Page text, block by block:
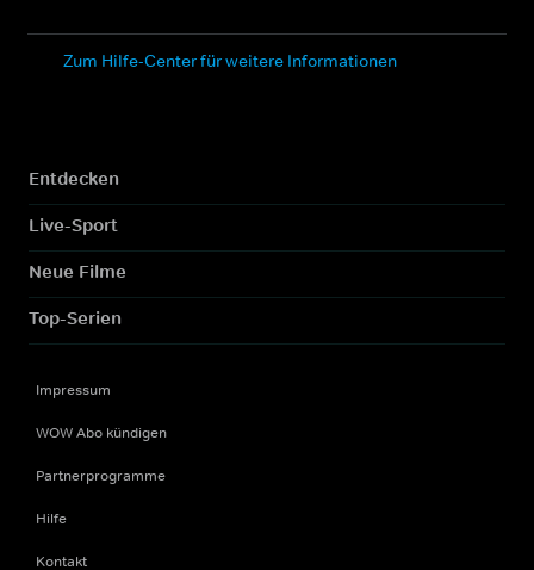
Zum Hilfe-Center für weitere Informationen
Entdecken
Live-Sport
Neue Filme
Top-Serien
Impressum
WOW Abo kündigen
Partnerprogramme
Hilfe
Kontakt